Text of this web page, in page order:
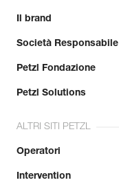
Il brand
Società Responsabile
Petzl Fondazione
Petzl Solutions
ALTRI SITI PETZL
Operatori
Intervention